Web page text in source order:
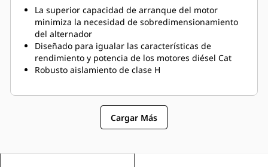
La superior capacidad de arranque del motor
minimiza la necesidad de sobredimensionamiento
del alternador
Diseñado para igualar las características de
rendimiento y potencia de los motores diésel Cat
Robusto aislamiento de clase H
Cargar Más